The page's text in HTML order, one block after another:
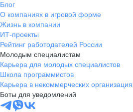
Блог
О компаниях в игровой форме
Жизнь в компании
ИТ-проекты
Рейтинг работодателей России
Молодым специалистам
Карьера для молодых специалистов
Школа программистов
Карьера в некоммерческих
Боты для уведомлений